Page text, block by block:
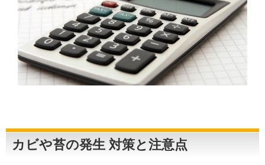
カビや苔の発生 対策と注意点